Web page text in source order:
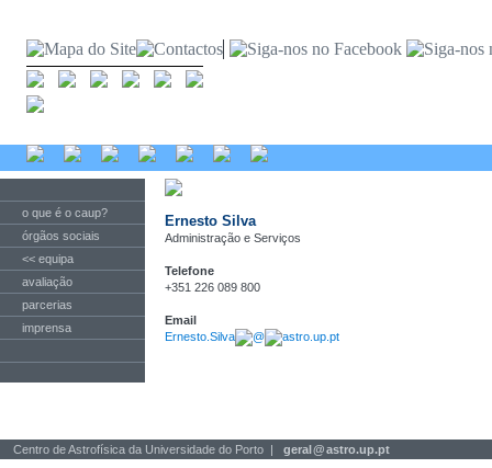
o que é o caup?
órgãos sociais
<< equipa
avaliação
parcerias
imprensa
Ernesto Silva
Administração e Serviços
Telefone
+351 226 089 800
Email
Ernesto.Silva
@ astro.up.pt
Centro de Astrofísica da Universidade do Porto | geral@astro.up.pt